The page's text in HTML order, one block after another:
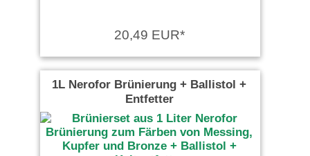
20,49 EUR*
1L Nerofor Brünierung + Ballistol +
Entfetter